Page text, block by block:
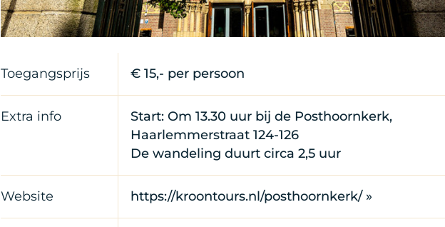
Copyright ©cojanvantoor.nl Een publicatie licentie is te verkrijgen via:
info@cojanvantoor.nl
Toegangsprijs € 15,- per persoon
Extra info
Start: Om 13.30 uur bij de Posthoornkerk,
Haarlemmerstraat 124-126
De wandeling duurt circa 2,5 uur
Website https://kroontours.nl/posthoornkerk/ »